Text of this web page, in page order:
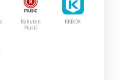
Rakuten
Music
KKBOX